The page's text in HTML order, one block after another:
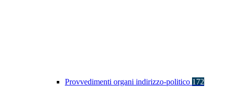
Provvedimenti organi indirizzo-politico 172